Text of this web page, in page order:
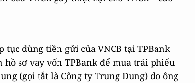
tục dùng tiền gửi của VNCB tại TPBank
sơ vay vốn TPBank để mua trái phiếu
(gọi tắt là Công ty Trung Dung) do ông